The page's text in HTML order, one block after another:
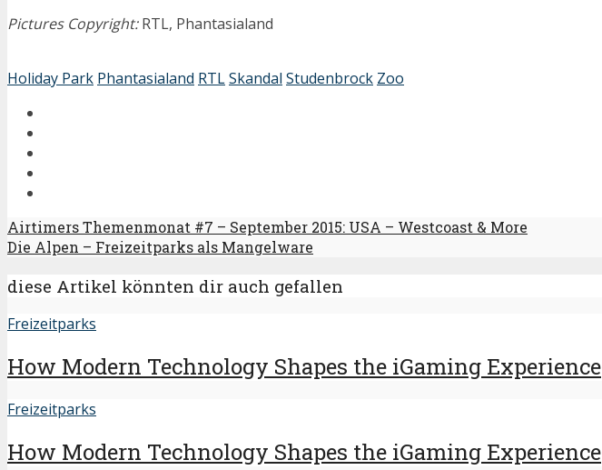
Pictures Copyright:RTL, Phantasialand
Holiday Park Phantasialand RTLSkandal Studenbrock Zoo
Airtimers Themenmonat #7 – September 2015: USA – Westcoast & More
Die Alpen – Freizeitparks als Mangelware
diese Artikel könnten dir auch gefallen
Freizeitparks
How Modern Technology Shapes the iGaming Experience
Freizeitparks
How Modern Technology Shapes the iGaming Experience